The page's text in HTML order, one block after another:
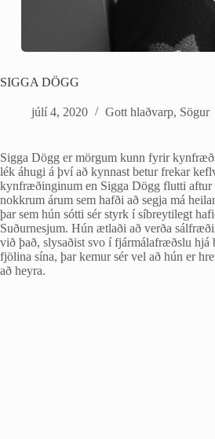
SIGGA DÖGG
júlí 4, 2020 Gott hlaðvarp, Sögur
Sigga Dögg er mörgum kunn fyrir
lék áhugi á því að kynnast betur frekar
kynfræðinginum en Sigga Dögg flutti
nokkrum árum sem hafði að segja má
þar sem hún sótti sér styrk í síbreytilegt
Suðurnesjum. Hún ætlaði að verða
við það, slysaðist svo í fjármálafræðslu hjá
fjölina sína, þar kemur sér vel að hún er
að heyra.